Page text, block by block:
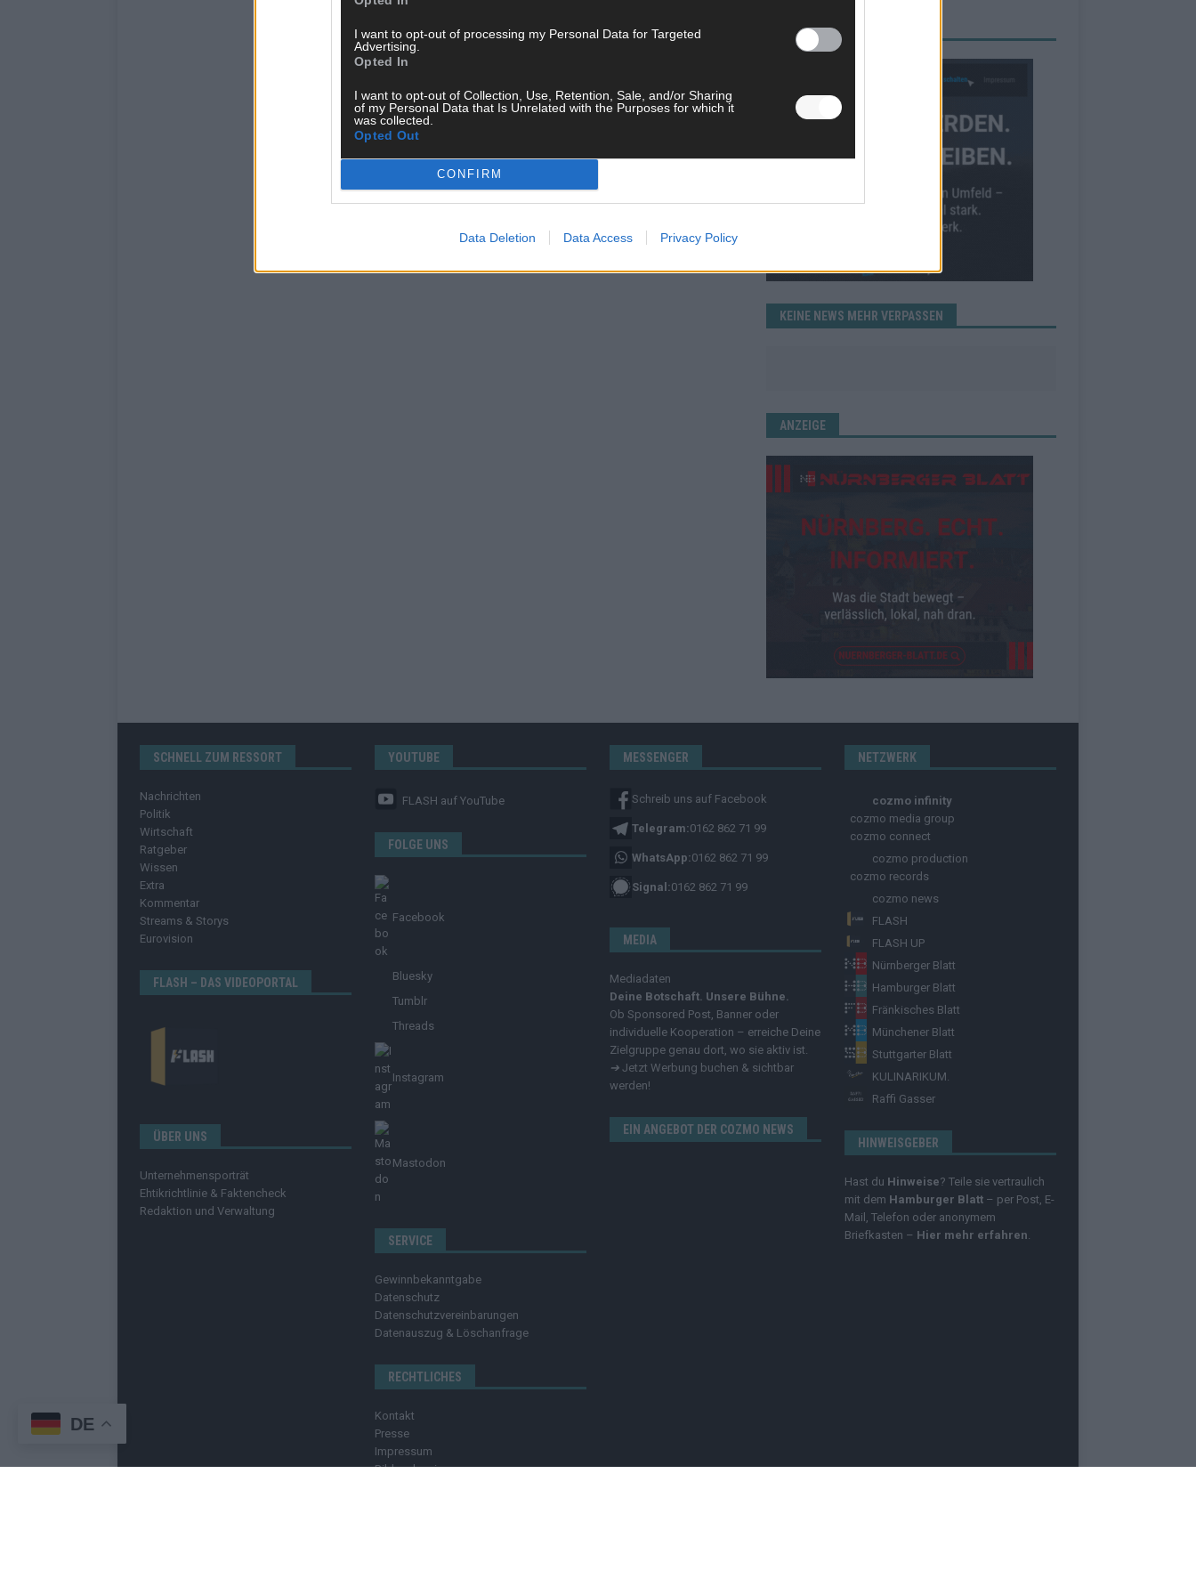
I want to opt-out of processing my Personal Data for Targeted
Advertising.
Opted In
I want to opt-out of Collection, Use, Retention, Sale, and/or Sharing
of my Personal Data that Is Unrelated with the Purposes for which it
was collected.
Opted Out
CONFIRM
Data Deletion Data Access Privacy Policy
WERBE BEI UNS!
KEINE NEWS MEHR VERPASSEN
ANZEIGE
SCHNELL ZUM RESSORT
Nachrichten
Politik
Wirtschaft
Ratgeber
Wissen
Extra
Kommentar
Streams & Storys
Eurovision
FLASH – DAS VIDEOPORTAL
ÜBER UNS
Unternehmensporträt
Ehtikrichtlinie & Faktencheck
Redaktion und Verwaltung
YOUTUBE
FLASH auf YouTube
FOLGE UNS
Facebook
Bluesky
Tumblr
Threads
Instagram
Mastodon
SERVICE
Gewinnbekanntgabe
Datenschutz
Datenschutzvereinbarungen
Datenauszug & Löschanfrage
RECHTLICHES
Kontakt
Presse
Impressum
Bildnachweis
MESSENGER
Schreib uns auf Facebook
Telegram:0162 862 71 99
WhatsApp:0162 862 71 99
Signal:0162 862 71 99
MEDIA
Mediadaten
Deine Botschaft. Unsere Bühne.
Ob Sponsored Post, Banner oder
individuelle Kooperation – erreiche Deine
Zielgruppe genau dort, wo sie aktiv ist.
➔ Jetzt Werbung buchen & sichtbar
werden!
EIN ANGEBOT DER COZMO NEWS
NETZWERK
cozmo infinity
cozmo media group
cozmo connect
cozmo production
cozmo records
cozmo news
FLASH
FLASH UP
Nürnberger Blatt
Hamburger Blatt
Fränkisches Blatt
Münchener Blatt
Stuttgarter Blatt
KULINARIKUM.
Raffi Gasser
HINWEISGEBER
Hast du Hinweise? Teile sie vertraulich
mit dem Hamburger Blatt – per Post, E-
Mail, Telefon oder anonymem
Briefkasten – Hier mehr erfahren.
DE